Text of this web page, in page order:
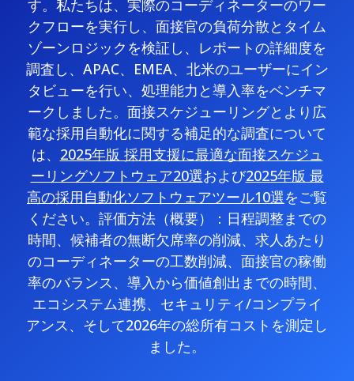
す。私たちは、実際のコーディネーターのワー
クフローを実行し、面接官の負荷分散とタイム
ゾーンロジックを検証し、レポートの詳細度を
調査し、APAC、EMEA、北米のユーザーにイン
タビューを行い、処理能力と導入率をベンチマ
ークしました。面接スケジューリングとより広
範な採用自動化に関する補足的な調査について
は、 2025年版 採用支援に最適な面接スケジュ
ーリングソフトウェア20選および2025年版 最
高の採用自動化ソフトウェアツール10選をご覧
ください。評価方法（概要）：日程調整までの
時間、候補者の無断欠席率の削減、求人あたり
のコーディネーターの工数削減、面接官の稼働
率のバランス、導入から価値創出までの時間、
エコシステム連携、セキュリティ/コンプライ
アンス、そして2026年の総所有コストを測定し
ました。